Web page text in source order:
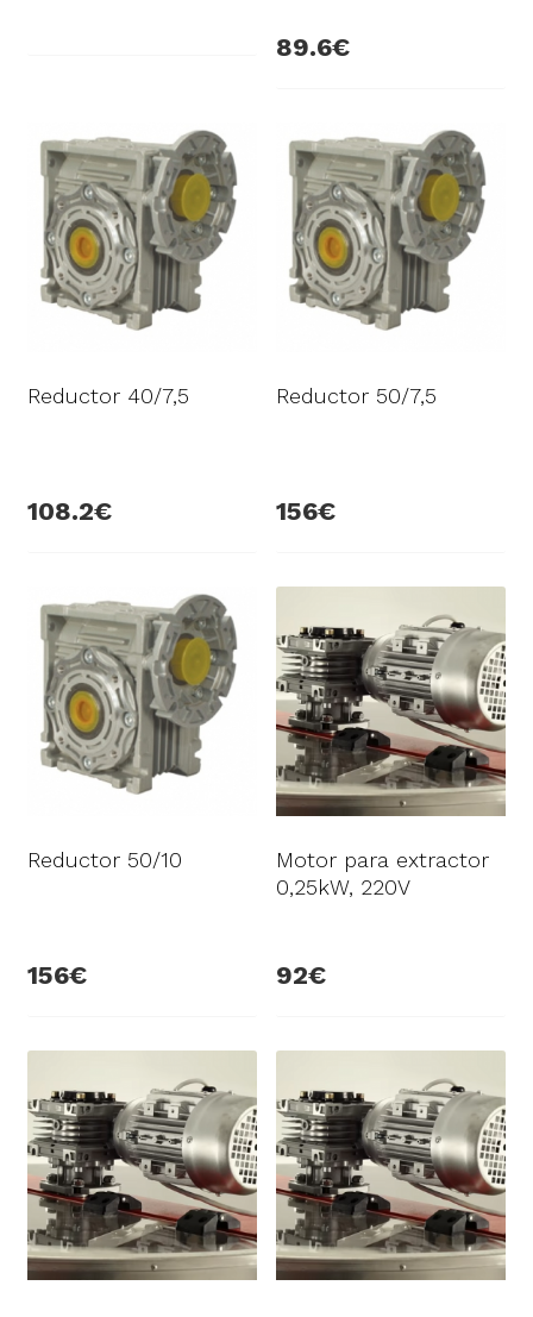
89.6
Reductor 40/7,5
108.2
Reductor 50/7,5
156
Reductor 50/10
156
Motor para extractor
0,25kW, 220V
92